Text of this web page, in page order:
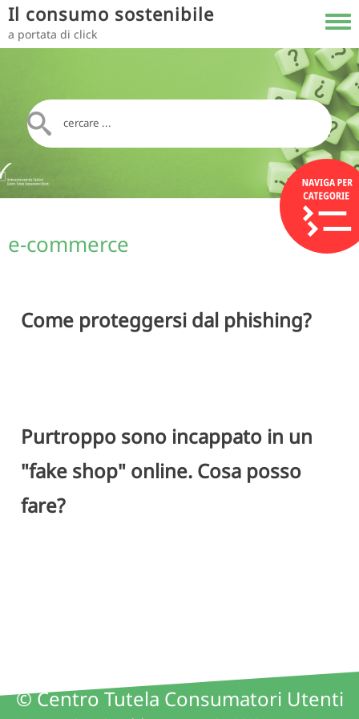
Salta al contenuto principale
Il consumo sostenibile
a portata di click
e-commerce
Come proteggersi dal phishing?
Purtroppo sono incappato in un
"fake shop" online. Cosa posso
fare?
© Centro Tutela Consumatori Utenti